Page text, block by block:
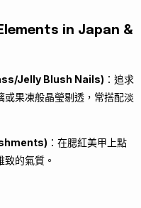
in Japan &
Jelly Blush Nails) ：追求
果凍般晶瑩剔透，常搭配淡
：在腮紅美甲上點
的氣質。